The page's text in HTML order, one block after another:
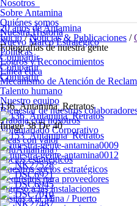
Nosotros
Sobre Antamina
Quiénes somos
Nuestra Historia
Nuevo Marco Estratégico
Políticas
Logros y Reconocimientos
Línea ética
Mecanismo de Atención de
Talento humano
Nuestro equipo
Bienestar de nuestros
Trabaja con nosotros
Voluntariado Corporativo
Ideas con valor
EduAntamina+
Socios estratégicos
Nuestros socios estratégicos
Requisitos para proveedores
Ingreso a las instalaciones
Visitas a la Mina / Puerto
20 años de Antamina
Inicio/Noticias & Publicaciones /
Fotografías de nuestra gente
Compartir
Compartir
Compartir
136_Antamina_Retratos
Image 38 De 40